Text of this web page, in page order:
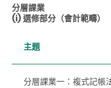
分層課業
(i) 選修部分（會計範疇）
主題
分層課業一：複式記帳